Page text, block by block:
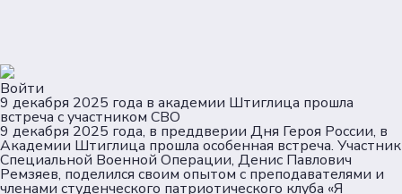
Войти
9 декабря 2025 года в академии Штиглица прошла
встреча с участником СВО
9 декабря 2025 года, в преддверии Дня Героя России, в
Академии Штиглица прошла особенная встреча. Участник
Специальной Военной Операции, Денис Павлович
Ремзяев, поделился своим опытом с преподавателями и
членами студенческого патриотического клуба «Я